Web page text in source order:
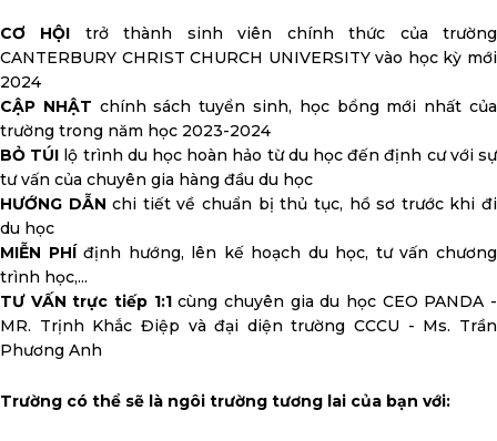
CƠ HỘI trở thành sinh viên chính thức của trường
CANTERBURY CHRIST CHURCH UNIVERSITY vào học kỳ mới
2024
CẬP NHẬT chính sách tuyển sinh, học bổng mới nhất của
trường trong năm học 2023-2024
BỎ TÚI lộ trình du học hoàn hảo từ du học đến định cư với sự
tư vấn của chuyên gia hàng đầu du học
HƯỚNG DẪNchi tiết về chuẩn bị thủ tục, hồ sơ trước khi đi
du học
MIỄN PHÍđịnh hướng, lên kế hoạch du học, tư vấn chương
trình học,...
TƯ VẤN trực tiếp 1:1cùng chuyên gia du học CEO PANDA -
MR. Trịnh Khắc Điệp và đại diện trường CCCU - Ms. Trần
Phương Anh
Trường có thể sẽ là ngôi trường tương lai của bạn với: